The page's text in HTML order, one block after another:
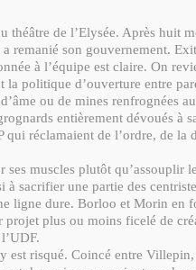
théâtre de l’Elysée. Après huit
remanié son gouvernement.
à l’équipe est claire. On
politique d’ouverture entre
ou de mines renfrognées
entièrement dévoués à
qui réclamaient de l’ordre, de la
ses muscles plutôt qu’assouplir
à sacrifier une partie des
ligne dure. Borloo et Morin en
projet plus ou moins ficelé de
est risqué. Coincé entre